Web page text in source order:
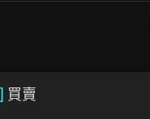
] 買賣